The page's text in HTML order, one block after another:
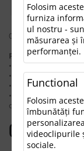
0 rezultate pentru:
Pentru a găsi
• Verifică dacă ai
• Încearcă să
• Încearcă din nou,
• Ne poţi contacta
office@updateadv.ro
Categorii
Folosim
furniza
ul nostru -
măsurarea și
performanței.
Functional
Folosim
îmbunătăți
videoclipurile
sociale.